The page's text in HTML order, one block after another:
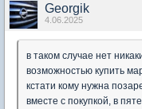
Georgik
4.06.2025
в таком случае нет
возможностью купить
кстати кому нужна
вместе с покупкой, в